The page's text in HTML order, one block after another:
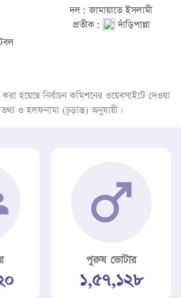
দল: জামায়াতে ইসলামী
প্রতীক:
দাঁড়িপাল্লা
করা হয়েছে নির্বাচন কমিশনের ওয়েবসাইটে দেওয়া
তথ্য ও হলফনামা (চূড়ান্ত) অনুযায়ী।
পুরুষ ভোটার
১,৫৭,১২৮